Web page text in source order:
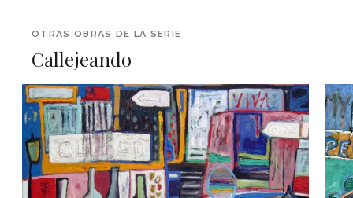
OTRAS OBRAS DE LA SERIE
Callejeando